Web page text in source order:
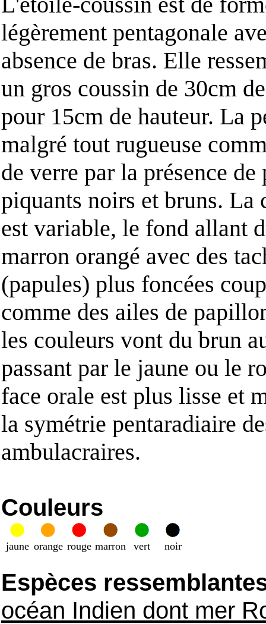
légèrement pentagonale
absence de bras. Elle
un gros coussin de 30cm
pour 15cm de hauteur. La
malgré tout rugueuse
de verre par la présence de
piquants noirs et bruns. La
est variable, le fond allant
marron orangé avec des
(papules) plus foncées
comme des ailes de
les couleurs vont du brun
passant par le jaune ou le
face orale est plus lisse et
la symétrie pentaradiaire
ambulacraires.
Couleurs
jaune orange rouge marron vert noir
Espèces
océan Indien dont mer